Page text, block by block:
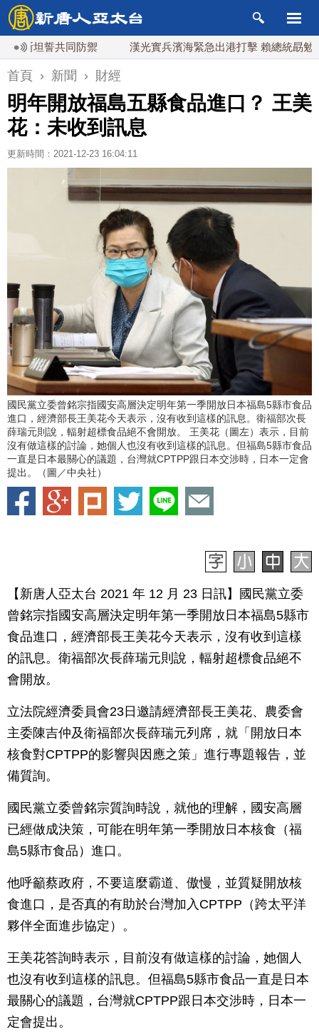
誓共同防禦 漢光實兵濱海緊急出港打擊 賴總統勗勉國軍守
首頁 › 新聞 › 財經
明年開放福島五縣食品進口？ 王美
花：未收到訊息
更新時間：2021-12-23 16:04:11
國民黨立委曾銘宗指國安高層決定明年第一季開放日本福島5縣市食品
進口，經濟部長王美花今天表示，沒有收到這樣的訊息。衛福部次長
薛瑞元則說，輻射超標食品絕不會開放。 王美花（圖左）表示，目前
沒有做這樣的討論，她個人也沒有收到這樣的訊息。但福島5縣市食品
一直是日本最關心的議題，台灣就CPTPP跟日本交涉時，日本一定會
提出。（圖／中央社）
【新唐人亞太台 2021 年 12 月 23 日訊】國民黨立委
曾銘宗指國安高層決定明年第一季開放日本福島5縣市
食品進口，經濟部長王美花今天表示，沒有收到這樣
的訊息。衛福部次長薛瑞元則說，輻射超標食品絕不
會開放。
立法院經濟委員會23日邀請經濟部長王美花、農委會
主委陳吉仲及衛福部次長薛瑞元列席，就「開放日本
核食對CPTPP的影響與因應之策」進行專題報告，並
備質詢。
國民黨立委曾銘宗質詢時說，就他的理解，國安高層
已經做成決策，可能在明年第一季開放日本核食（福
島5縣市食品）進口。
他呼籲蔡政府，不要這麼霸道、傲慢，並質疑開放核
食進口，是否真的有助於台灣加入CPTPP（跨太平洋
夥伴全面進步協定）。
王美花答詢時表示，目前沒有做這樣的討論，她個人
也沒有收到這樣的訊息。但福島5縣市食品一直是日本
最關心的議題，台灣就CPTPP跟日本交涉時，日本一
定會提出。